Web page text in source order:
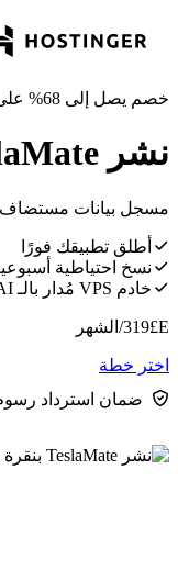
خصم يصل إلى 68% على TeslaMate
نشر TeslaMate بنقرة واحدة.
مسجل بيانات مستضاف
أطلق تطبيقك فورًا
نسخ احتياطية
خادم VPS مُدار بالـ AI
E£
319/الشهر
اختر خطة
ضمان استرداد رسوم